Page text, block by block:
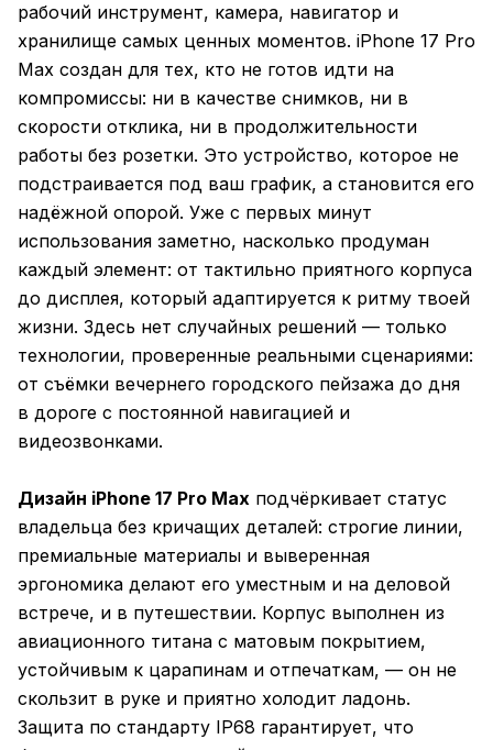
рабочий инструмент, камера, навигатор и
хранилище самых ценных моментов. iPhone 17 Pro
Max создан для тех, кто не готов идти на
компромиссы: ни в качестве снимков, ни в
скорости отклика, ни в продолжительности
работы без розетки. Это устройство, которое не
подстраивается под ваш график, а становится его
надёжной опорой. Уже с первых минут
использования заметно, насколько продуман
каждый элемент: от тактильно приятного корпуса
до дисплея, который адаптируется к ритму твоей
жизни. Здесь нет случайных решений — только
технологии, проверенные реальными сценариями:
от съёмки вечернего городского пейзажа до дня
в дороге с постоянной навигацией и
видеозвонками.
Дизайн iPhone 17 Pro Max подчёркивает статус
владельца без кричащих деталей: строгие линии,
премиальные материалы и выверенная
эргономика делают его уместным и на деловой
встрече, и в путешествии. Корпус выполнен из
авиационного титана с матовым покрытием,
устойчивым к царапинам и отпечаткам, — он не
скользит в руке и приятно холодит ладонь.
Защита по стандарту IP68 гарантирует, что